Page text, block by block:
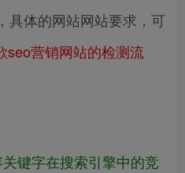
具体的网站网站要求，可
seo营销网站的检测流
键字在搜索引擎中的竞